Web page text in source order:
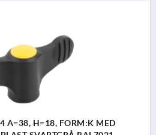
A=38, H=18, FORM:K MED